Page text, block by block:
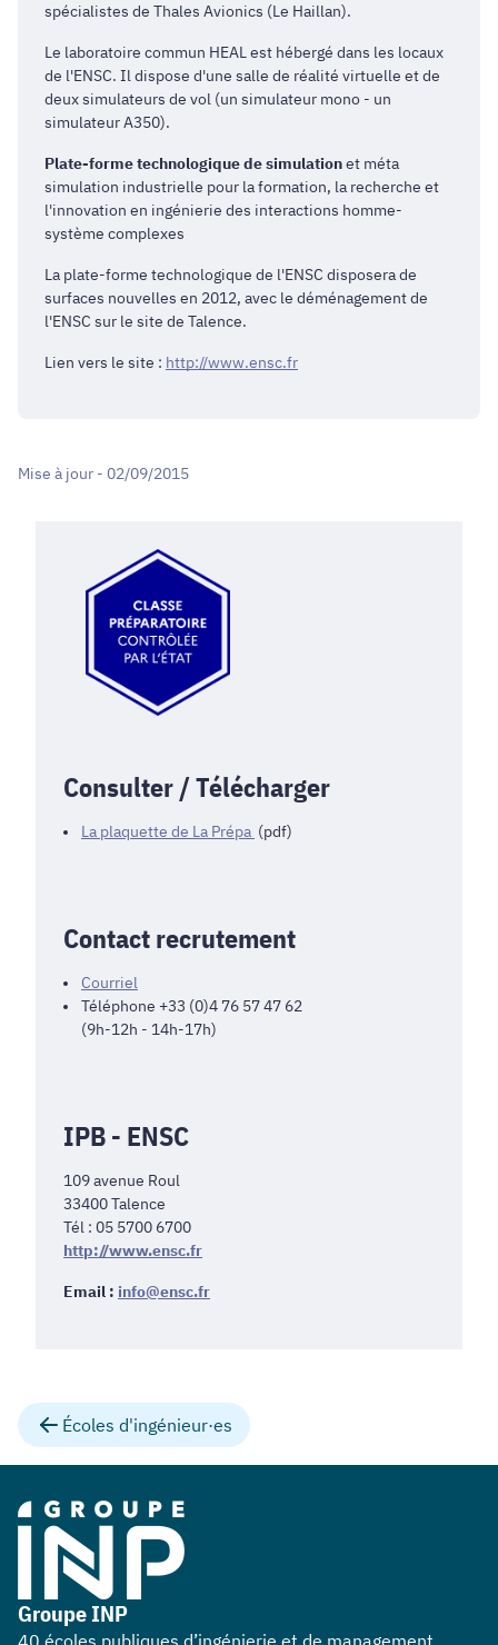
spécialistes de Thales Avionics (Le Haillan).
Le laboratoire commun HEAL est hébergé dans les locaux
de l'ENSC. Il dispose d'une salle de réalité virtuelle et de
deux simulateurs de vol (un simulateur mono - un
simulateur A350).
Plate-forme technologique de simulationet méta
simulation industrielle pour la formation, la recherche et
l'innovation en ingénierie des interactions homme-
système complexes
La plate-forme technologique de l'ENSC disposera de
surfaces nouvelles en 2012, avec le déménagement de
l'ENSC sur le site de Talence.
Lien vers le site : http://www.ensc.fr
Mise à jour - 02/09/2015
Consulter / Télécharger
La plaquette de La Prépa (pdf)
Contact recrutement
Courriel
Téléphone +33 (0)4 76 57 47 62
(9h-12h - 14h-17h)
IPB - ENSC
109 avenue Roul
33400 Talence
Tél : 05 5700 6700
http://www.ensc.fr
Email : info@ensc.fr
Écoles d'ingénieur·es
Groupe INP
40 écoles publiques d’ingénierie et de management